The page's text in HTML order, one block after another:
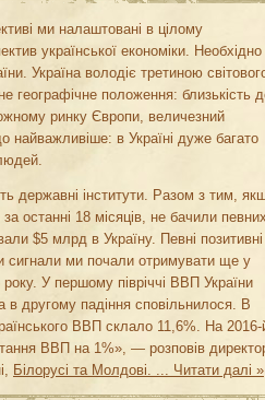
ми налаштовані в цілому
української економіки. Необхідно
Україна володіє третиною
географічне положення: близькість
ринку Європи, величезний
найважливіше: в Україні дуже багато
державні інститути. Разом з тим,
останні 18 місяців, не бачили
$5 млрд в Україну. Певні позитивні
сигнали ми почали отримувати ще у
року. У першому півріччі ВВП України
другому падіння сповільнилося. В
ВВП склало 11,6%. На 2016-
ВВП на 1%», — розповів
Білорусі та Молдові. ... Читати далі »